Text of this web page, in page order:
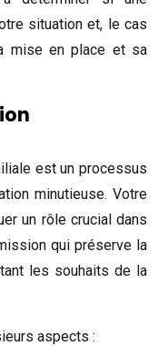
situation et, le cas
mise en place et sa
est un processus
minutieuse. Votre
un rôle crucial dans
qui préserve la
les souhaits de la
aspects :